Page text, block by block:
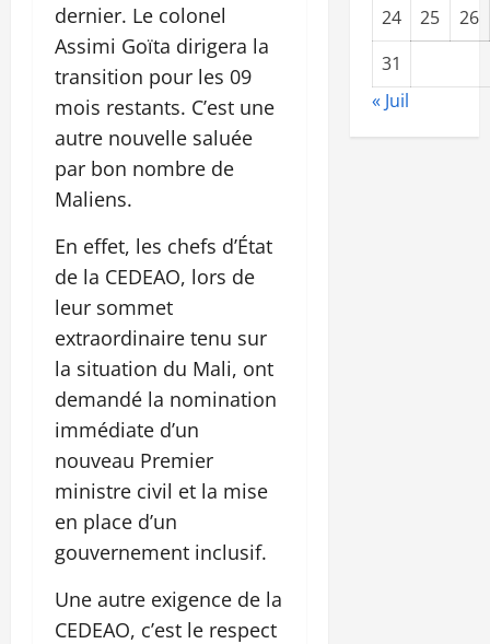
dernier. Le colonel
Assimi Goïta dirigera la
transition pour les 09
mois restants. C’est une
autre nouvelle saluée
par bon nombre de
Maliens.
En effet, les chefs d’État
de la CEDEAO, lors de
leur sommet
extraordinaire tenu sur
la situation du Mali, ont
demandé la nomination
immédiate d’un
nouveau Premier
ministre civil et la mise
en place d’un
gouvernement inclusif.
Une autre exigence de la
CEDEAO, c’est le respect
24
25
26
31
« Juil